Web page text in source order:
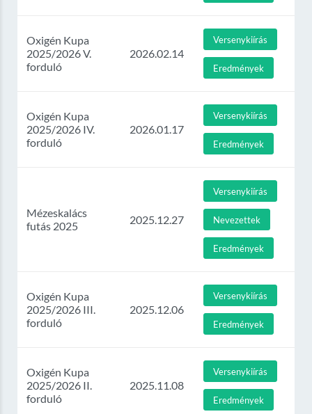
Oxigén Kupa
2025/2026 V.
forduló
2026.02.14
Versenykiírás
Eredmények
Oxigén Kupa
2025/2026 IV.
forduló
2026.01.17
Versenykiírás
Eredmények
Mézeskalács
futás 2025
2025.12.27
Versenykiírás
Nevezettek
Eredmények
Oxigén Kupa
2025/2026 III.
forduló
2025.12.06
Versenykiírás
Eredmények
Oxigén Kupa
2025/2026 II.
forduló
2025.11.08
Versenykiírás
Eredmények